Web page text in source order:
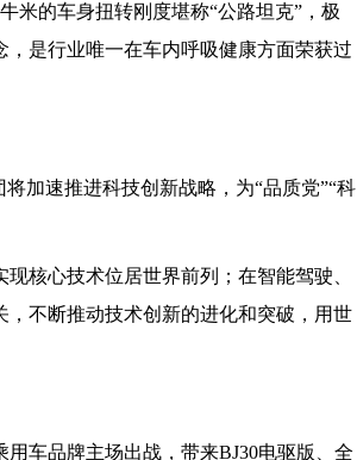
米的车身扭转刚度堪称“公路坦克”，极
是行业唯一在车内呼吸健康方面荣获过
加速推进科技创新战略，为“品质党”“科
核心技术位居世界前列；在智能驾驶、
不断推动技术创新的进化和突破，用世
车品牌主场出战，带来BJ30电驱版、全